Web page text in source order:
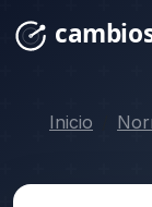
Inicio